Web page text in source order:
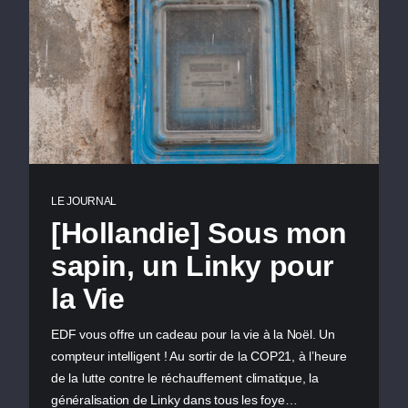
LE JOURNAL
[Hollandie] Sous mon
sapin, un Linky pour
la Vie
EDF vous offre un cadeau pour la vie à la Noël. Un
compteur intelligent ! Au sortir de la COP21, à l’heure
de la lutte contre le réchauffement climatique, la
généralisation de Linky dans tous les foye…